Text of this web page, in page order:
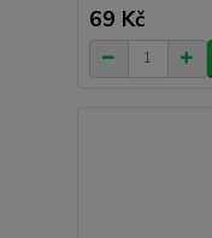
69 Kč